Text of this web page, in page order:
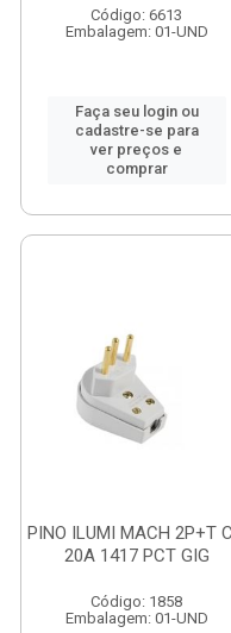
Código: 6613
Embalagem: 01-UND
Faça seu login ou
cadastre-se para
ver preços e
comprar
PINO ILUMI MACH 2P+T
20A 1417 PCT GIG
Código: 1858
Embalagem: 01-UND